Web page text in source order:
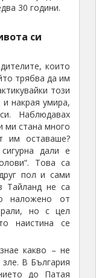
трябва да им
този
накрая умира,
Наблюдавах
ми стана много
им оставаше?
дали е
Това са
пол и сами
Тайланд не са
наложено от
но с цел
наистина се
какво – не
В България
до Патая